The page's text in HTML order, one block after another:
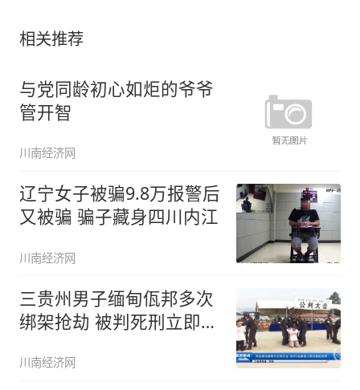
相关推荐
与党同龄初心如炬的爷爷
管开智
川南经济网
辽宁女子被骗9.8万报警后
又被骗 骗子藏身四川内江
川南经济网
三贵州男子缅甸佤邦多次
绑架抢劫 被判死刑立即执
川南经济网